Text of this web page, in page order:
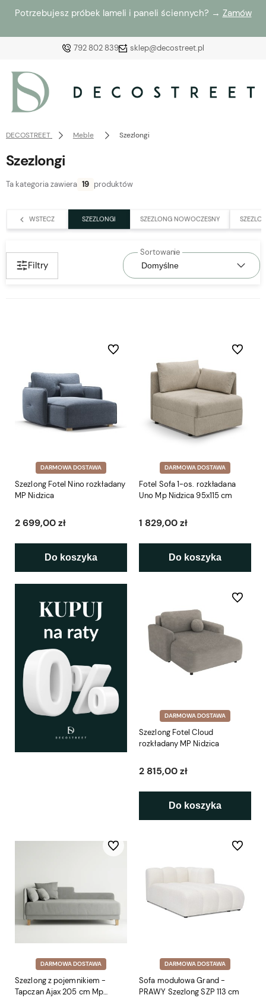
Potrzebujesz próbek lameli i paneli ściennych? → Zamów
792 802 839 sklep@decostreet.pl
zaloguj się, aby przywrócić dodane produkty do listy
z poprzedniej sesji.
DECOSTREET Meble Szezlongi
Szezlongi
Ta kategoria zawiera 19 produktów
WSTECZ SZEZLONGI SZEZLONG NOWOCZESNY
Filtry
DARMOWA DOSTAWA
Szezlong Fotel Nino rozkładany
MP Nidzica
2 699,00 zł
Do koszyka
Do ulubionych
DARMOWA DOSTAWA
Fotel Sofa 1-os. rozkładana
Uno Mp Nidzica 95x115 cm
1 829,00 zł
Do koszyka
Do
DARMOWA DOSTAWA
Szezlong Fotel Cloud
rozkładany MP Nidzica
2 815,00 zł
Do koszyka
Do
DARMOWA DOSTAWA
Szezlong z pojemnikiem -
Tapczan Ajax 205 cm Mp
Do ulubionych
DARMOWA DOSTAWA
Sofa modułowa Grand -
PRAWY Szezlong SZP 113 cm
Do